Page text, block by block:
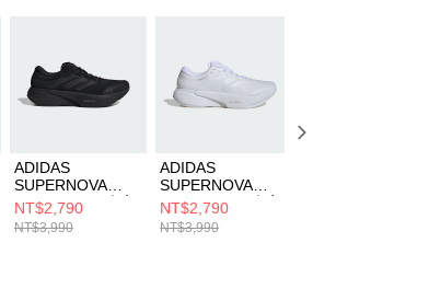
ADIDAS
SUPERNOVA
RISE 3 M 男 跑步
鞋 JR2280
NT$2,790
NT$3,990
ADIDAS
SUPERNOVA
RISE 3 M 男 跑步
鞋 JP8673
NT$2,790
NT$3,990